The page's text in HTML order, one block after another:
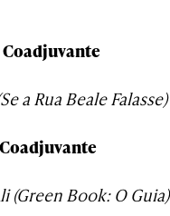
a Rua Beale Falasse)
(Green Book: O Guia)